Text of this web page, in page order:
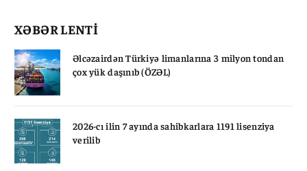
XƏBƏR LENTİ
Əlcəzairdən Türkiyə limanlarına 3 milyon tondan
çox yük daşınıb (ÖZƏL)
2026-cı ilin 7 ayında sahibkarlara 1191 lisenziya
verilib